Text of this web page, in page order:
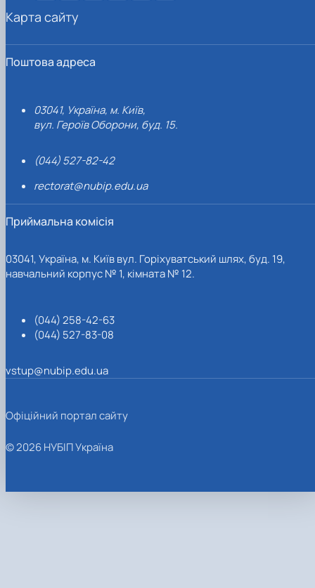
Поштова адреса
03041, Україна, м. Київ,
вул. Героїв Оборони, буд. 15.
(044) 527-82-42
rectorat@nubip.edu.ua
Приймальна комісія
03041, Україна, м. Київ вул. Горіхуватський шлях, буд. 19,
навчальний корпус № 1, кімната № 12.
(044) 258-42-63
(044) 527-83-08
vstup@nubip.edu.ua
Карта сайту
Офіційний портал сайту
© 2026 НУБІП Україна